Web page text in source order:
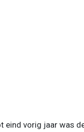
eind vorig jaar was